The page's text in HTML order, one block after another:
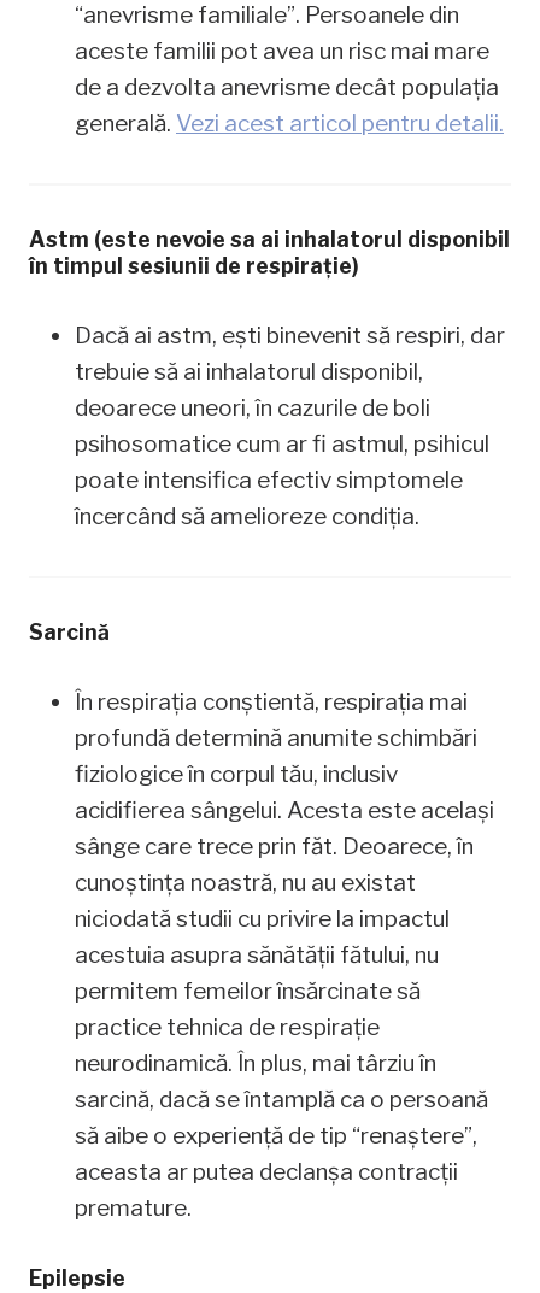
“anevrisme familiale”. Persoanele din
aceste familii pot avea un risc mai mare
de a dezvolta anevrisme decât populația
generală. Vezi acest articol pentru detalii.
Astm (este nevoie sa ai inhalatorul disponibil
în timpul sesiunii de respirație)
Dacă ai astm, ești binevenit să respiri, dar
trebuie să ai inhalatorul disponibil,
deoarece uneori, în cazurile de boli
psihosomatice cum ar fi astmul, psihicul
poate intensifica efectiv simptomele
încercând să amelioreze condiția.
Sarcină
În respirația conștientă, respirația mai
profundă determină anumite schimbări
fiziologice în corpul tău, inclusiv
acidifierea sângelui. Acesta este același
sânge care trece prin făt. Deoarece, în
cunoștința noastră, nu au existat
niciodată studii cu privire la impactul
acestuia asupra sănătății fătului, nu
permitem femeilor însărcinate să
practice tehnica de respirație
neurodinamică. În plus, mai târziu în
sarcină, dacă se întamplă ca o persoană
să aibe o experiență de tip “renaștere”,
aceasta ar putea declanșa contracții
premature.
Epilepsie